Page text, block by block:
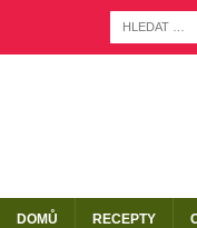
DOMŮ RECEPTY